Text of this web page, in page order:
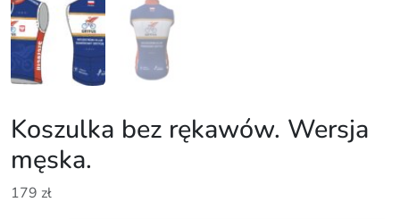
Koszulka bez rękawów. Wersja
męska.
179 zł